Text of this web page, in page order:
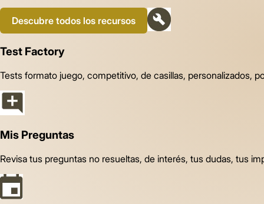
Descubre todos los recursos
Test Factory
Tests formato juego, competitivo, de casillas, personalizados,
Mis Preguntas
Revisa tus preguntas no resueltas, de interés, tus dudas, tus